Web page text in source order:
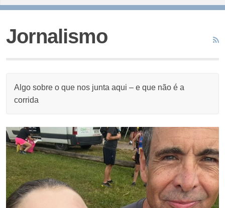
Jornalismo
Algo sobre o que nos junta aqui – e que não é a
corrida